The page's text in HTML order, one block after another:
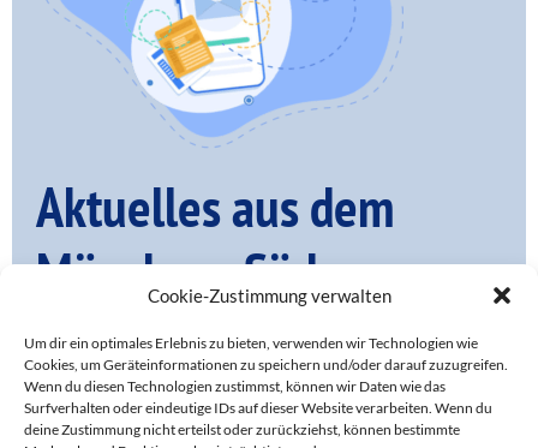
Cookie-Zustimmung verwalten
Um dir ein optimales Erlebnis zu bieten, verwenden wir Technologien wie
Cookies, um Geräteinformationen zu speichern und/oder darauf zuzugreifen.
Wenn du diesen Technologien zustimmst, können wir Daten wie das
Surfverhalten oder eindeutige IDs auf dieser Website verarbeiten. Wenn du
deine Zustimmung nicht erteilst oder zurückziehst, können bestimmte
Aktuelles aus dem
Münchner Süden – per
Mail